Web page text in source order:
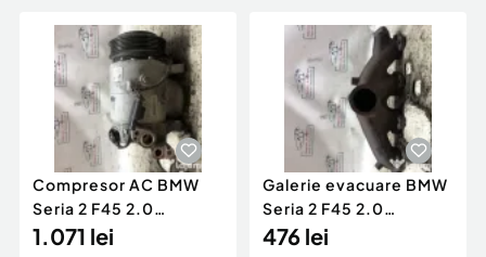
Compresor AC BMW
Seria 2 F45 2.0
Motorina 2016
1.071 lei
Galerie evacuare BMW
Seria 2 F45 2.0
Motorina 2016
476 lei